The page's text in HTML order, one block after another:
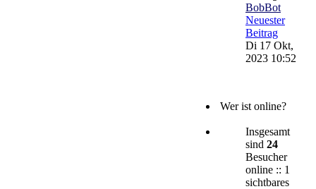
BobBot
Neuester
Beitrag
Di 17 Okt,
2023 10:52
Wer ist online?
Insgesamt
sind 24
Besucher
online :: 1
sichtbares